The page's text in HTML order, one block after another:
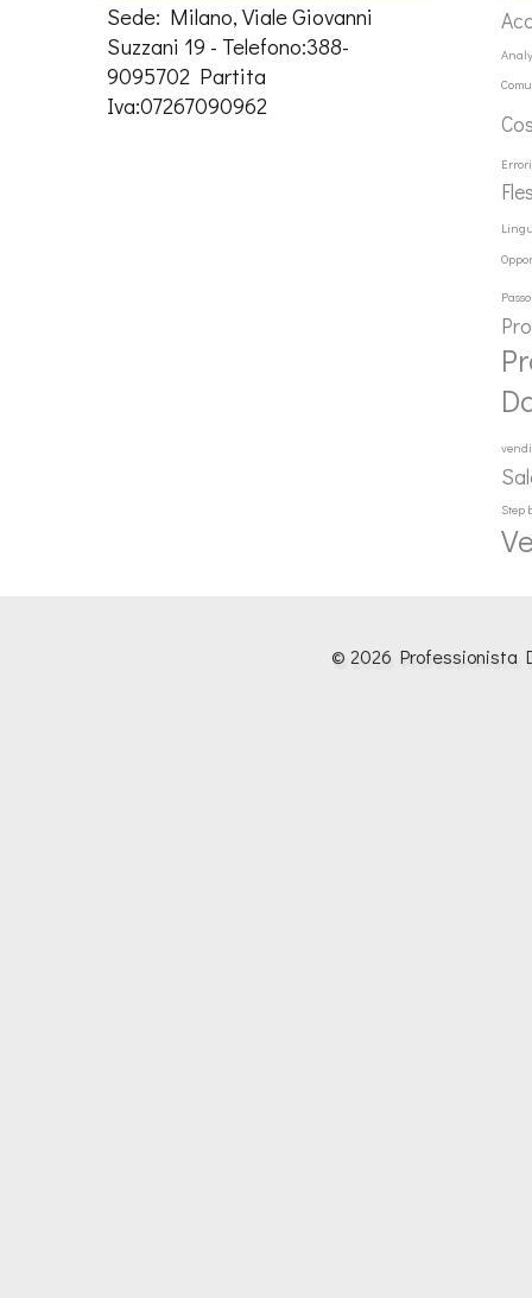
Sede: Milano, Viale Giovanni
Suzzani 19 - Telefono:388-
9095702 Partita
Iva:07267090962
Errori
Passo
Step
© 2026 Professionista